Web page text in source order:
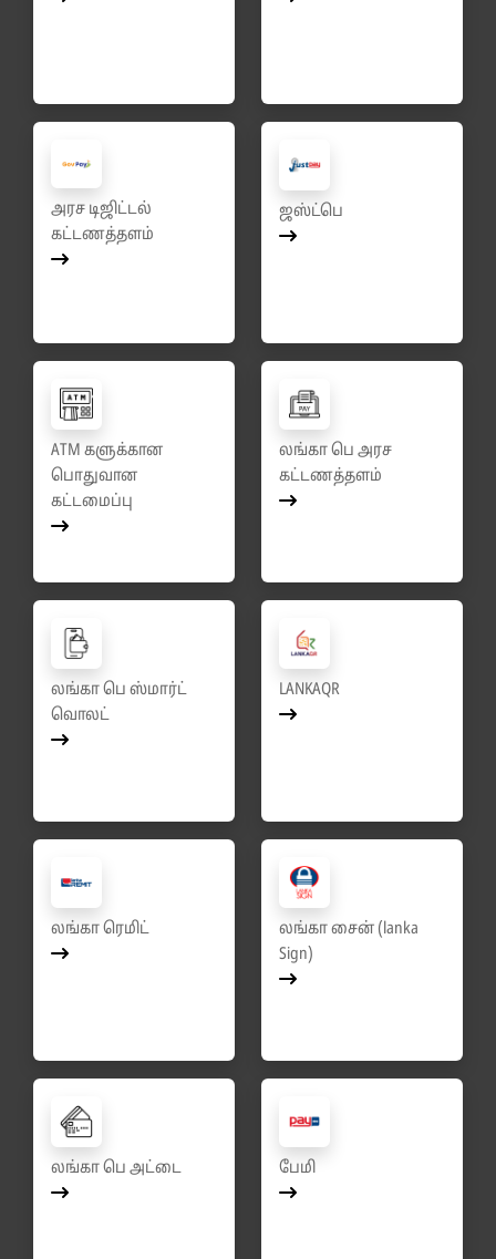
அரச டிஜிட்டல்
கட்டணத்தளம்
ஜஸ்ட்பெ
ATM களுக்கான
பொதுவான
கட்டமைப்பு
லங்கா பெ அரச
கட்டணத்தளம்
லங்கா பெ ஸ்மார்ட்
வொலட்
LANKAQR
லங்கா ரெமிட்
லங்கா சைன் (lanka
Sign)
லங்கா பெ அட்டை பேமி